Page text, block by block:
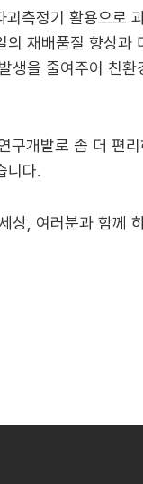
측정기 활용으로
의 재배품질 향상과
생을 줄여주어 친
구개발로 좀 더 편
니다.
상, 여러분과 함께